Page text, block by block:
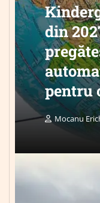
din
pentru
Mocanu